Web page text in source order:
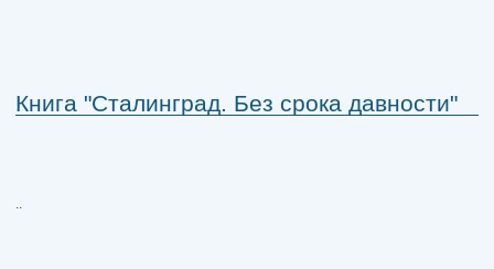
Книга "Сталинград. Без срока давности"